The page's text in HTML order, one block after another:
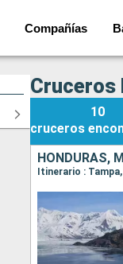
Compañías
Cruceros
10
cruceros
HONDURAS,
Itinerario :